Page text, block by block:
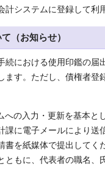
システムに登録して利
（お知らせ）
における使用印鑑の届
す。ただし、債権者登
の入力・更新を基本と
に電子メールにより送
を紙媒体で提出してく
もに、代表者の職名、